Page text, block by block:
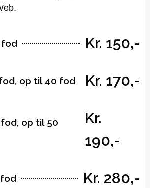
fod Kr. 150,-
op til 40 fod Kr. 170,-
op til 50
Kr.
190,-
fod Kr. 280,-